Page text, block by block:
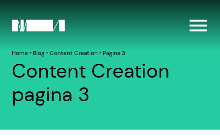
Home‣ Blog‣Content Creation‣ Pagina 3
Content Creation
pagina 3